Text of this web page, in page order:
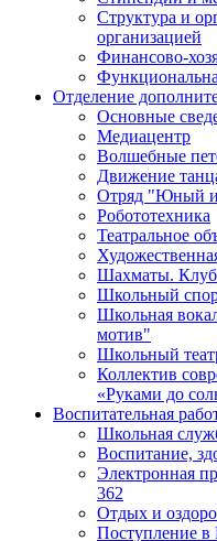
Структура и
организацией
Финансово-
Отделение
Основные
Медиацентр
Волшебные
Движение
Отряд "Юный
Робототехника
Театральное
Шахматы.
Школьный
Школьная
мотив"
Школьный
Коллектив
«Руками до
Воспитательная
Школьная
Воспитание,
Электронная
362
Отдых и
Поступление